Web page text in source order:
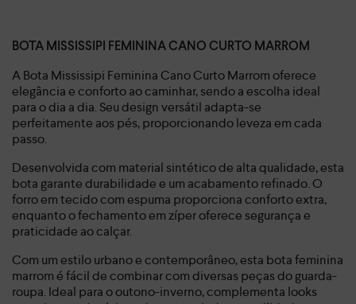
BOTA MISSISSIPI FEMININA CANO CURTO MARROM
A Bota Mississipi Feminina Cano Curto Marrom oferece
elegância e conforto ao caminhar, sendo a escolha ideal
para o dia a dia. Seu design versátil adapta-se
perfeitamente aos pés, proporcionando leveza em cada
passo.
Desenvolvida com material sintético de alta qualidade, esta
bota garante durabilidade e um acabamento refinado. O
forro em tecido com espuma proporciona conforto extra,
enquanto o fechamento em zíper oferece segurança e
praticidade ao calçar.
Com um estilo urbano e contemporâneo, esta bota feminina
marrom é fácil de combinar com diversas peças do guarda-
roupa. Ideal para o outono-inverno, complementa looks